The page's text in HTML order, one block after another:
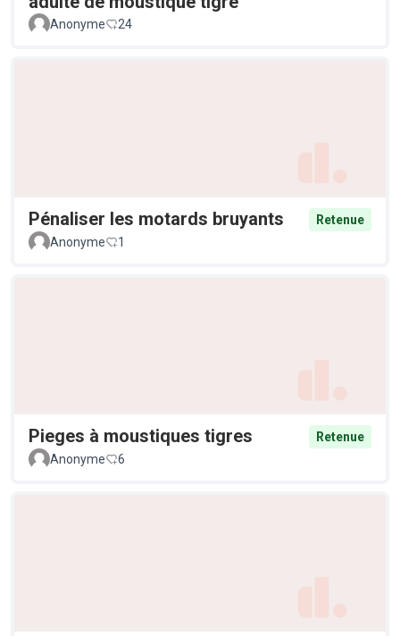
Anonyme 24
Pénaliser les motards bruyants
Retenue
Anonyme
1
Pieges à moustiques tigres
Retenue
Anonyme
6